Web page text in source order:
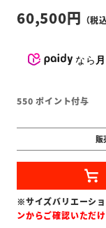
60,500
なら
550 ポイント付与
販
※サイズバリエーショ
ンからご確認いただ